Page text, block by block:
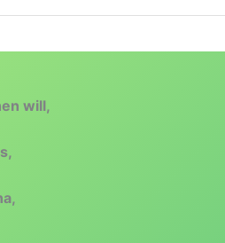
will,